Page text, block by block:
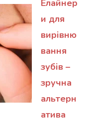
Елайнер
и для
вирівню
вання
зубів –
зручна
альтерн
атива